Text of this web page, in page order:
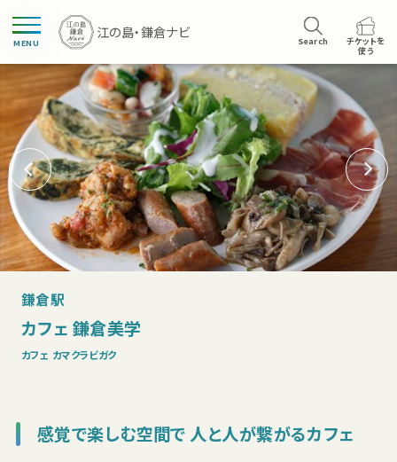
MENU Search
チケットを
使う
鎌倉駅
カフェ 鎌倉美学
カフェ カマクラビガク
感覚で楽しむ空間で 人と人が繋がるカフェ